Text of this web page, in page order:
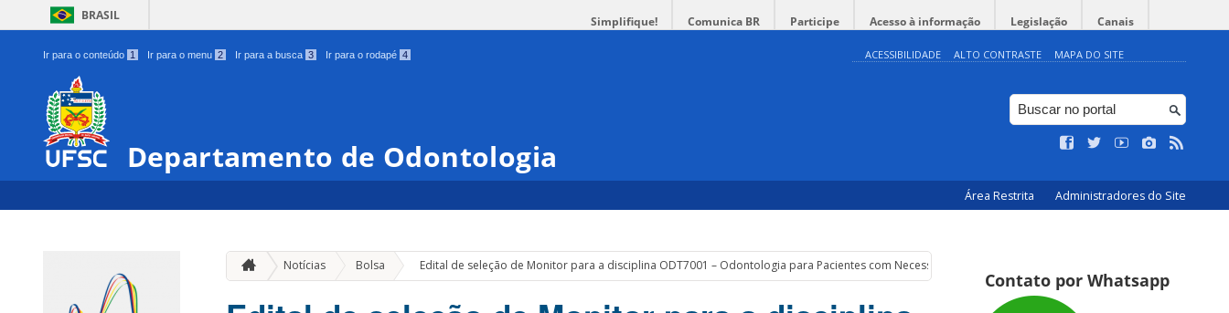
BRASIL Simplifique! Comunica BR Participe Acesso à informação Legislação Canais
Ir para o conteúdo 1 Ir para o menu 2 Ir para a busca 3 Ir para o rodapé 4 ACESSIBILIDADE ALTO CONTRASTE MAPA DO SITE
Departamento de Odontologia
Área Restrita Administradores do Site
Notícias Bolsa » Edital de seleção de Monitor para a disciplina ODT7001 – Odontologia para Pacientes com Necessidades Especiais, semestre 2025.1
Contato por Whatsapp